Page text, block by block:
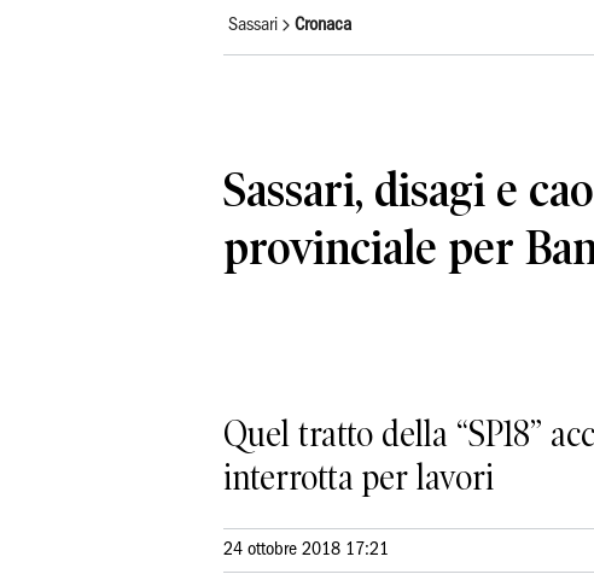
Sassari Cronaca
Sassari, disagi e
provinciale per
Quel tratto della “SP18”
interrotta per lavori
24 ottobre 2018 17:21